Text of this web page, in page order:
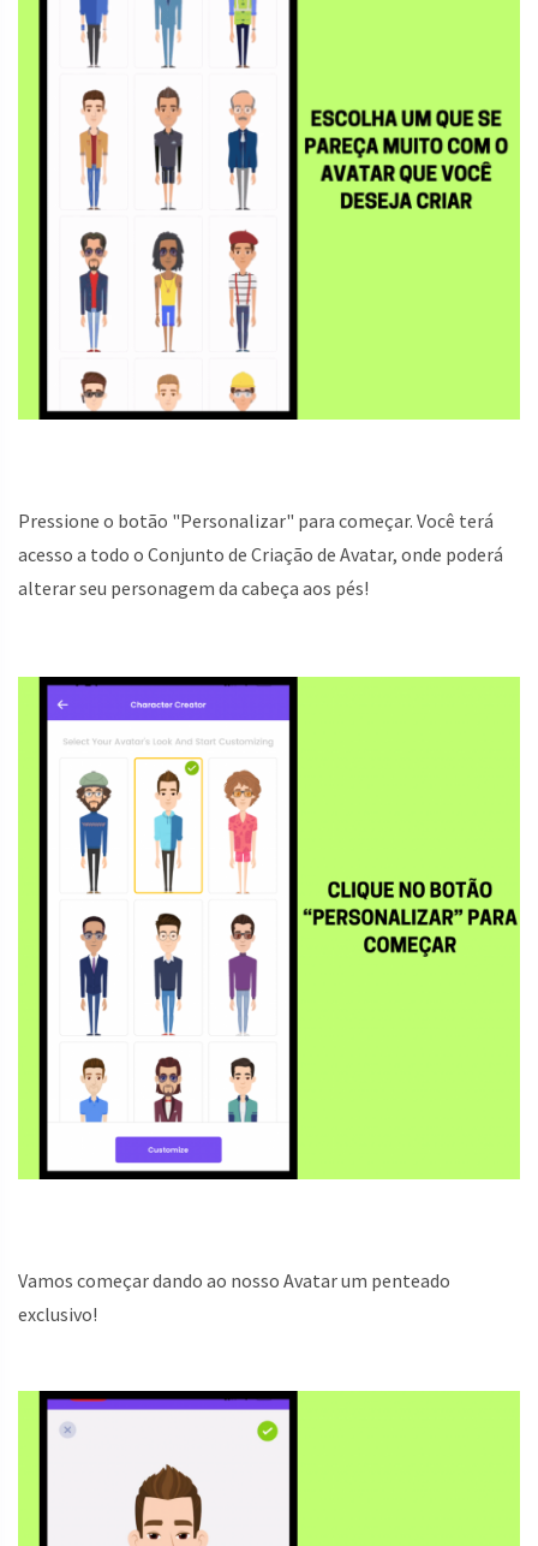
Pressione o botão "Personalizar" para começar. Você terá
acesso a todo o Conjunto de Criação de Avatar, onde poderá
alterar seu personagem da cabeça aos pés!
Vamos começar dando ao nosso Avatar um penteado
exclusivo!